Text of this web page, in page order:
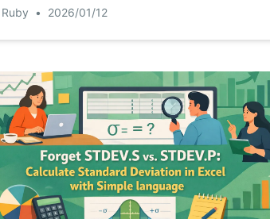
式は不要。指示を出すだけで複雑な計算を完結
させる方法を解説します。
Ruby • 2026/01/12